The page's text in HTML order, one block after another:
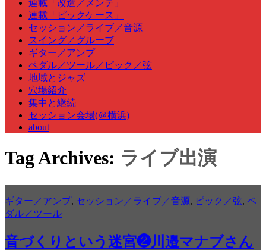
連載「改造／メンテ」
連載「ピックケース」
セッション／ライブ／音源
スイング／グルーブ
ギター／アンプ
ペダル／ツール／ピック／弦
地域とジャズ
穴場紹介
集中と継続
セッション会場(＠横浜)
about
Tag Archives: ライブ出演
ギター／アンプ, セッション／ライブ／音源, ピック／弦, ペ
ダル／ツール
音づくりという迷宮❷川邉マナブさん